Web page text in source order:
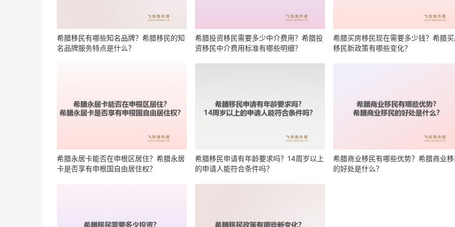
希腊移民有哪些知名品牌？希腊移民的知
名品牌服务特点是什么？
希腊投资移民需要多少中介费用？希腊投
资移民中介费用标准有哪些明细？
希腊买房移民现在需要多少钱？希腊
移民新政策有哪些变化？
希腊永居卡能否在申根区居住？希腊永居
卡是否享有申根国自由居住权？
希腊移民申请有年龄要求吗？14周岁以上
的申请人能符合条件吗？
希腊商业移民有哪些优势？希腊商业
的好处是什么？